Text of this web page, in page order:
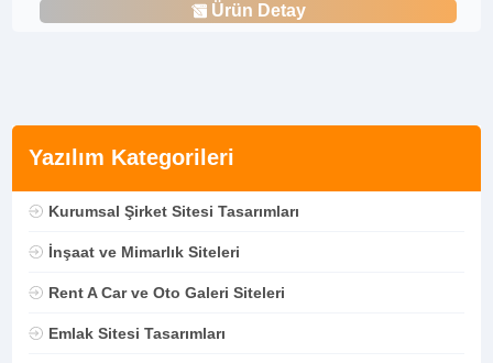
Yazılım Kategorileri
Kurumsal Şirket Sitesi Tasarımları
İnşaat ve Mimarlık Siteleri
Rent A Car ve Oto Galeri Siteleri
Emlak Sitesi Tasarımları
Ürün Detay